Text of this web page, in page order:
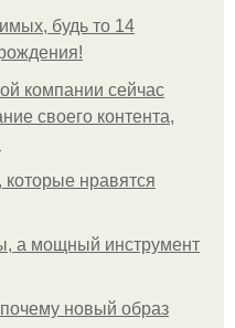
будь то 14
компании сейчас
своего контента,
нравятся
а мощный инструмент
новый образ